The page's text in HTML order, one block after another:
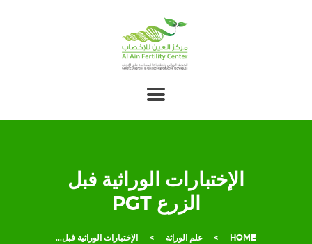
الإختبارات الوراثية فبل
الزرع PGT
HOME علم الوراثة الإختبارات الوراثية فبل...